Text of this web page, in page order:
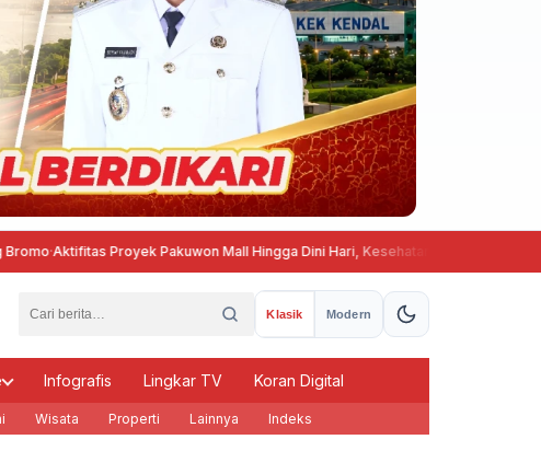
Proyek Pakuwon Mall Hingga Dini Hari, Kesehatan dan Ketenangan Warga
Klasik Modern
Infografis Lingkar TV Koran Digital
Wisata Properti Lainnya Indeks